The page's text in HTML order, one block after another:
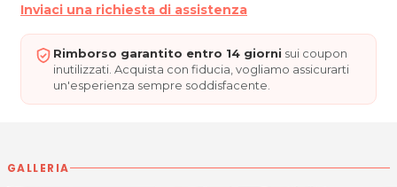
scrivi aposta@espevia.it
Inviaci una richiesta di assistenza
Rimborso garantito entro 14 giorni sui coupon
inutilizzati. Acquista con fiducia, vogliamo assicurarti
un'esperienza sempre soddisfacente.
GALLERIA